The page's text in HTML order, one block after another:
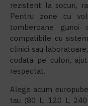
rezistent la socuri,
Pentru zone cu
tomberoane
compatibile cu
clinici sau
codata pe culori,
respectat.
Alege acum
tau (80 L, 120 L,